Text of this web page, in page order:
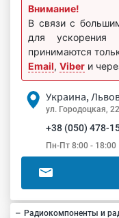
Внимание!
В связи с
для ускорения
принимаются
Email, Viber и
Украина,
ул. Городоцкая,
+38 (050) 478-
Пн-Пт 8:00 - 18:00
Радиокомпоненты и